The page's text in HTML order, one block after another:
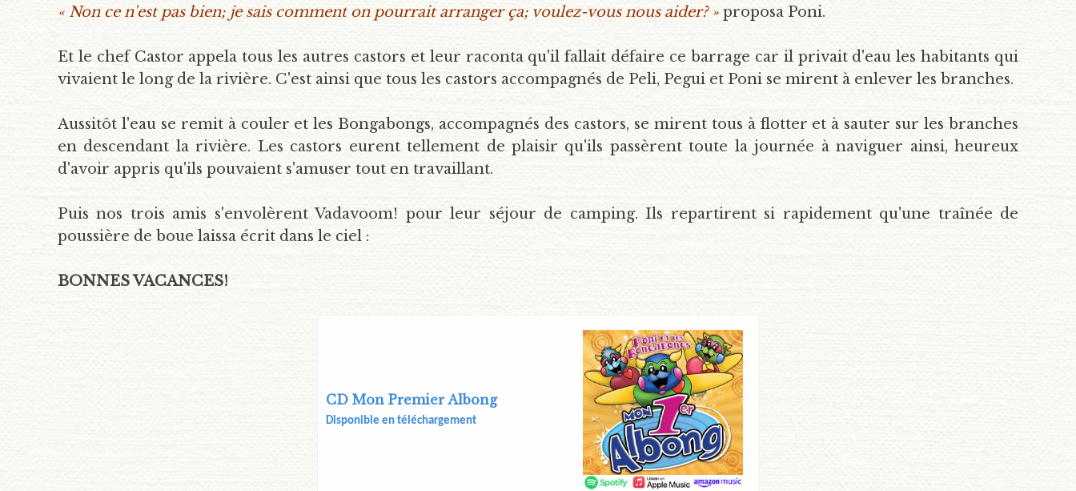
« Non ce n'est pas bien; je sais comment on pourrait arranger ça; voulez-vous nous aider? » proposa Poni.
Et le chef Castor appela tous les autres castors et leur raconta qu'il fallait défaire ce barrage car il privait d'eau les habitants qui
vivaient le long de la rivière. C'est ainsi que tous les castors accompagnés de Peli, Pegui et Poni se mirent à enlever les branches.
Aussitôt l'eau se remit à couler et les Bongabongs, accompagnés des castors, se mirent tous à flotter et à sauter sur les branches
en descendant la rivière. Les castors eurent tellement de plaisir qu'ils passèrent toute la journée à naviguer ainsi, heureux
d'avoir appris qu'ils pouvaient s'amuser tout en travaillant.
Puis nos trois amis s'envolèrent Vadavoom! pour leur séjour de camping. Ils repartirent si rapidement qu'une traînée de
poussière de boue laissa écrit dans le ciel :
BONNES VACANCES!
CD Mon Premier Albong
Disponible en téléchargement